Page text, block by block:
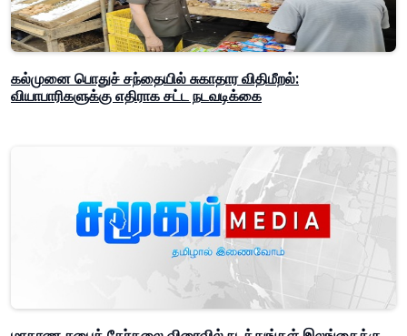
கல்முனை பொதுச் சந்தையில் சுகாதார விதிமீறல்:
வியாபாரிகளுக்கு எதிராக சட்ட நடவடிக்கை